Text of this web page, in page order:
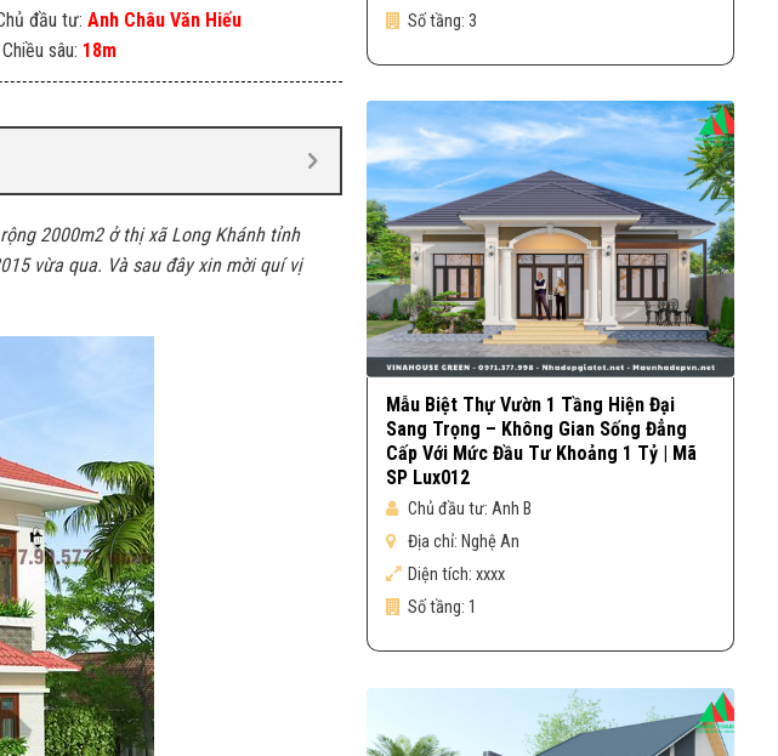
đầu tư: Anh Châu Văn Hiếu
Chiều sâu: 18m
2000m2 ở thị xã Long Khánh tỉnh
vừa qua. Và sau đây xin mời quí vị
Số tầng: 3
Mẫu Biệt Thự Vườn 1 Tầng Hiện Đại
Sang Trọng – Không Gian Sống Đẳng
Cấp Với Mức Đầu Tư Khoảng 1 Tỷ | Mã
SP Lux012
Chủ đầu tư: Anh B
Địa chỉ: Nghệ An
Diện tích: xxxx
Số tầng: 1